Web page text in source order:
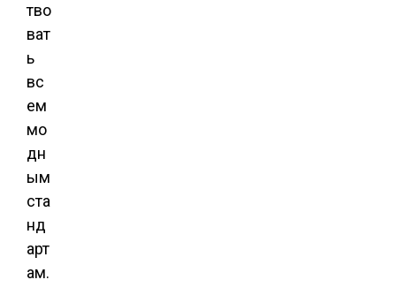
тво
ват
ь
вс
ем
мо
дн
ым
ста
нд
арт
ам.